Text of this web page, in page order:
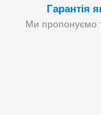
Гарантія
Ми пропонуємо